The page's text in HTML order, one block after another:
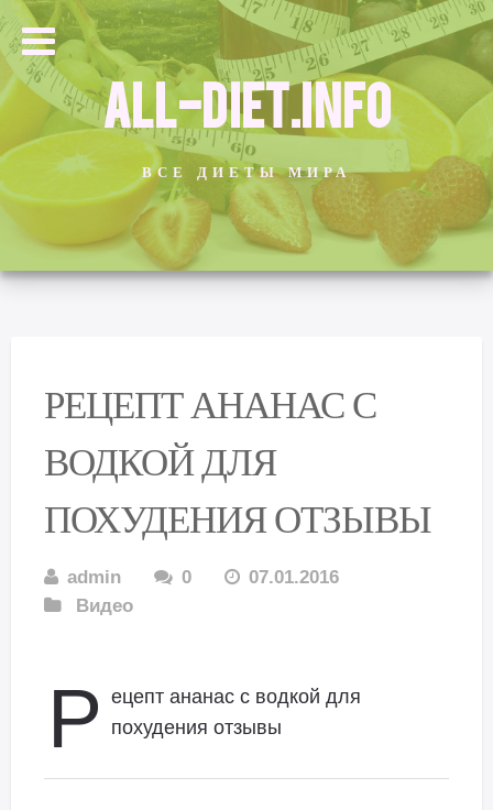
ALL-DIET.INFO
ВСЕ ДИЕТЫ МИРА
РЕЦЕПТ АНАНАС С
ВОДКОЙ ДЛЯ
ПОХУДЕНИЯ ОТЗЫВЫ
admin 0
07.01.2016
Видео
Р ецепт ананас с водкой для
похудения отзывы